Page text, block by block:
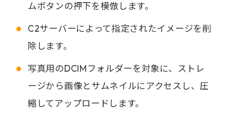
ムボタンの押下を模倣します。
C2サーバーによって指定されたイメージを削
除します。
写真用のDCIMフォルダーを対象に、ストレ
ージから画像とサムネイルにアクセスし、圧
縮してアップロードします。